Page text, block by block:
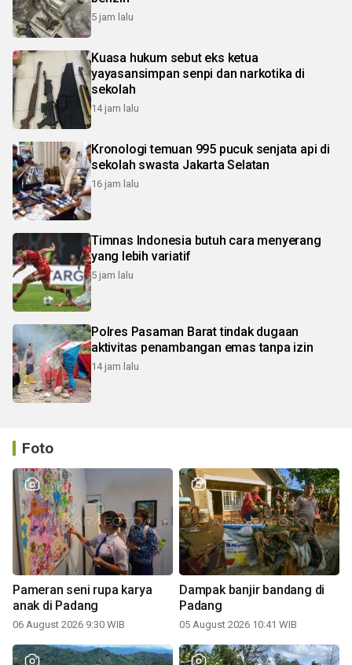
5 jam lalu
Kuasa hukum sebut eks ketua
yayasansimpan senpi dan narkotika di
sekolah
14 jam lalu
Kronologi temuan 995 pucuk senjata api di
sekolah swasta Jakarta Selatan
16 jam lalu
Timnas Indonesia butuh cara menyerang
yang lebih variatif
5 jam lalu
Polres Pasaman Barat tindak dugaan
aktivitas penambangan emas tanpa izin
14 jam lalu
Foto
Pameran seni rupa karya
anak di Padang
06 August 2026 9:30 WIB
Dampak banjir bandang di
Padang
05 August 2026 10:41 WIB